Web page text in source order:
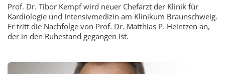
Prof. Dr. Tibor Kempf wird neuer Chefarzt der Klinik für
Kardiologie und Intensivmedizin am Klinikum Braunschweig.
Er tritt die Nachfolge von Prof. Dr. Matthias P. Heintzen an,
der in den Ruhestand gegangen ist.